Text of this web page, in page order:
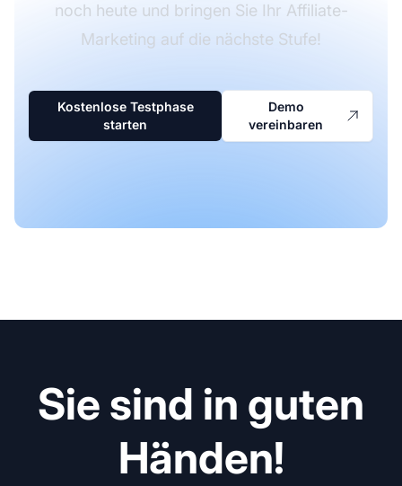
noch heute und bringen Sie Ihr Affiliate-
Marketing auf die nächste Stufe!
Kostenlose Testphase
starten
Demo
vereinbaren
Sie sind in guten
Händen!